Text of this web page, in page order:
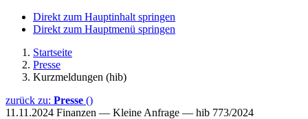
Direkt zum Hauptinhalt springen
Direkt zum Hauptmenü springen
Startseite
Presse
Kurzmeldungen (hib)
zurück zu: Presse ()
11.11.2024 Finanzen — Kleine Anfrage — hib 773/2024